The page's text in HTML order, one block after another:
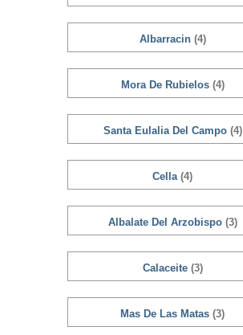
Albarracin (4)
Mora De Rubielos (4)
Santa Eulalia Del Campo (4)
Cella (4)
Albalate Del Arzobispo (3)
Calaceite (3)
Mas De Las Matas (3)